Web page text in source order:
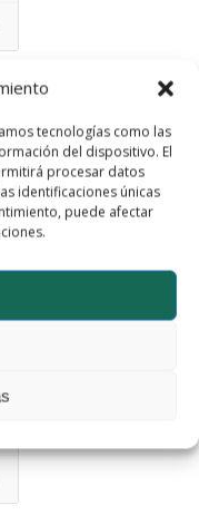
tecnologías como las
del dispositivo. El
procesar datos
identificaciones únicas
puede afectar